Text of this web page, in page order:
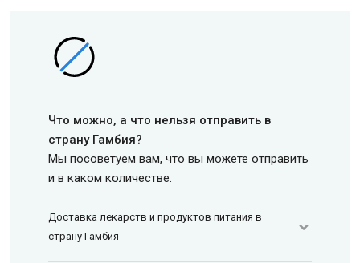
Что можно, а что нельзя отправить в
страну Гамбия?
Мы посоветуем вам, что вы можете отправить
и в каком количестве.
Доставка лекарств и продуктов питания в
страну Гамбия